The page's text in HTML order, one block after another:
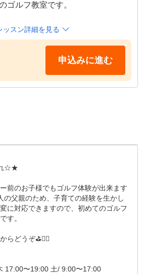
ゴルフ教室です。
ジュール
ッスン詳細を見る
申込みに進む
☆★
前のお子様でもゴルフ体験が出来ます
の父親のため、子育ての経験を生かし
に対応できますので、初めてのゴルフ
す。
らどうぞ⛳️🏌️‍♀️
17:00〜19:00 土/ 9:00〜17:00